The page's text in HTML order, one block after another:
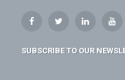
SUBSCRIBE TO OUR